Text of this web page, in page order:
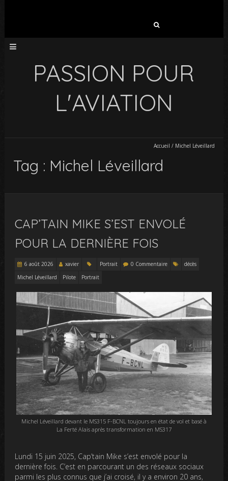
PASSION POUR
L'AVIATION
Accueil / Michel Léveillard
Tag : Michel Léveillard
CAP’TAIN MIKE S’EST ENVOLÉ
POUR LA DERNIÈRE FOIS
6 août 2026 xavier Portrait 0 Commentaire
décès
Michel Léveillard
Pilote Portrait
Michel Léveillard devant le MS315 F-BCNL toujours en état de vol et basé à
La Ferté Alais après transformation en MS317
Lundi 15 juin 2025, Cap’tain Mike s’est envolé pour la
dernière fois. C’est en parcourant un des réseaux sociaux
parmi les plus connus que j’ai croisé, il y a environ 20 ans,